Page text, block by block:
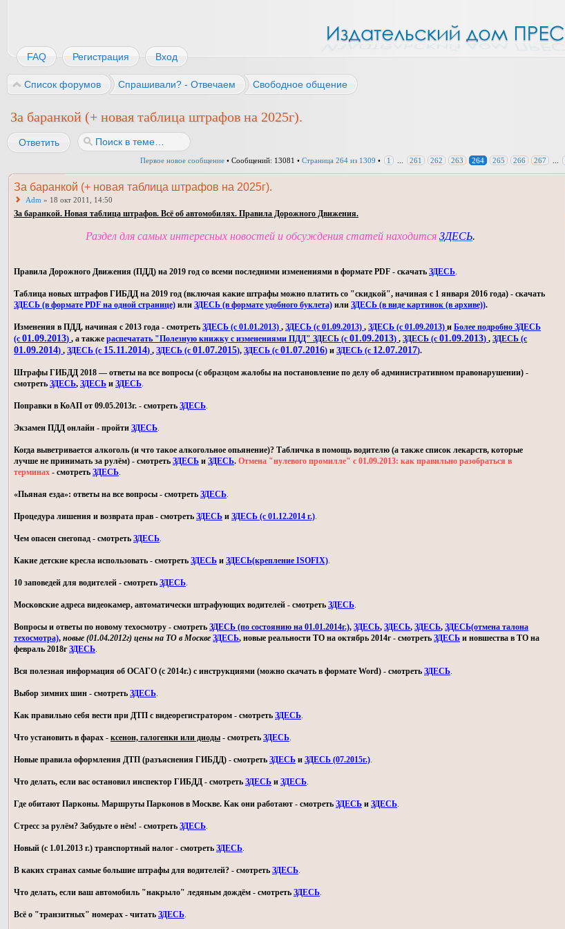
FAQ Регистрация Вход
Список форумов Спрашивали? - Отвечаем Свободное общение
За баранкой (+ новая таблица штрафов на 2025г).
Ответить
Первое новое сообщение • Сообщений: 13081 • Страница 264 из 1309 • 1 261 262 263 264 265 266 267
За баранкой (+ новая таблица штрафов на 2025г).
Adm » 18 окт 2011, 14:50
За баранкой. Новая таблица штрафов. Всё об автомобилях. Правила Дорожного Движения.
Раздел для самых интересных новостей и обсуждения статей находится ЗДЕСЬ.
Правила Дорожного Движения (ПДД) на 2019 год со всеми последними изменениями в формате PDF - скачать ЗДЕСЬ.
Таблица новых штрафов ГИБДД на 2019 год (включая какие штрафы можно платить со "скидкой", начиная с 1 января 2016 года) - скачать
ЗДЕСЬ (в формате PDF на одной странице) или ЗДЕСЬ (в формате удобного буклета) или ЗДЕСЬ (в виде картинок (в архиве)).
Изменения в ПДД, начиная с 2013 года - смотреть ЗДЕСЬ (с 01.01.2013) , ЗДЕСЬ (с 01.09.2013) , ЗДЕСЬ (с 01.09.2013) и Более подробно ЗДЕСЬ
(с 01.09.2013) , а также распечатать "Полезную книжку с изменениями ПДД" ЗДЕСЬ (с 01.09.2013) , ЗДЕСЬ (с 01.09.2013) , ЗДЕСЬ (с
01.09.2014) , ЗДЕСЬ (с 15.11.2014) , ЗДЕСЬ (с 01.07.2015), ЗДЕСЬ (с 01.07.2016) и ЗДЕСЬ (с 12.07.2017).
Штрафы ГИБДД 2018 — ответы на все вопросы (с образцом жалобы на постановление по делу об административном правонарушении) -
смотреть ЗДЕСЬ, ЗДЕСЬ и ЗДЕСЬ.
Поправки в КоАП от 09.05.2013г. - смотреть ЗДЕСЬ.
Экзамен ПДД онлайн - пройти ЗДЕСЬ.
Когда выветривается алкоголь (и что такое алкогольное опьянение)? Табличка в помощь водителю (а также список лекарств, которые
лучше не принимать за рулём) - смотреть ЗДЕСЬ и ЗДЕСЬ. Отмена "нулевого промилле" с 01.09.2013: как правильно разобраться в
терминах - смотреть ЗДЕСЬ.
«Пьяная езда»: ответы на все вопросы - смотреть ЗДЕСЬ.
Процедура лишения и возврата прав - смотреть ЗДЕСЬ и ЗДЕСЬ (с 01.12.2014 г.).
Чем опасен снегопад - смотреть ЗДЕСЬ.
Какие детские кресла использовать - смотреть ЗДЕСЬ и ЗДЕСЬ(крепление ISOFIX).
10 заповедей для водителей - смотреть ЗДЕСЬ.
Московские адреса видеокамер, автоматически штрафующих водителей - смотреть ЗДЕСЬ.
Вопросы и ответы по новому техосмотру - смотреть ЗДЕСЬ (по состоянию на 01.01.2014г.), ЗДЕСЬ, ЗДЕСЬ, ЗДЕСЬ, ЗДЕСЬ(отмена талона
техосмотра), новые (01.04.2012г) цены на ТО в Москве ЗДЕСЬ, новые реальности ТО на октябрь 2014г - смотреть ЗДЕСЬ и новшества в ТО на
февраль 2018гЗДЕСЬ.
Вся полезная информация об ОСАГО (с 2014г.) с инструкциями (можно скачать в формате Word) - смотреть ЗДЕСЬ.
Выбор зимних шин - смотреть ЗДЕСЬ.
Как правильно себя вести при ДТП с видеорегистратором - смотреть ЗДЕСЬ.
Что установить в фарах - ксенон, галогенки или диоды - смотреть ЗДЕСЬ.
Новые правила оформления ДТП (разъяснения ГИБДД) - смотреть ЗДЕСЬ и ЗДЕСЬ (07.2015г.).
Что делать, если вас остановил инспектор ГИБДД - смотреть ЗДЕСЬ и ЗДЕСЬ.
Где обитают Парконы. Маршруты Парконов в Москве. Как они работают - смотреть ЗДЕСЬ и ЗДЕСЬ.
Стресс за рулём? Забудьте о нём! - смотреть ЗДЕСЬ.
Новый (с 1.01.2013 г.) транспортный налог - смотреть ЗДЕСЬ.
В каких странах самые большие штрафы для водителей? - смотреть ЗДЕСЬ.
Что делать, если ваш автомобиль "накрыло" ледяным дождём - смотреть ЗДЕСЬ.
Всё о "транзитных" номерах - читать ЗДЕСЬ.